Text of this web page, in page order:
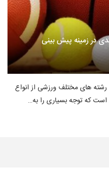
در زمینه پیش بینی
های مختلف ورزشی از انواع
که توجه بسیاری را به…